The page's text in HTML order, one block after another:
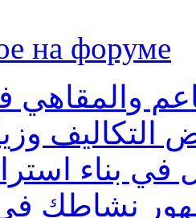
на форуме
بناء
نشاطك